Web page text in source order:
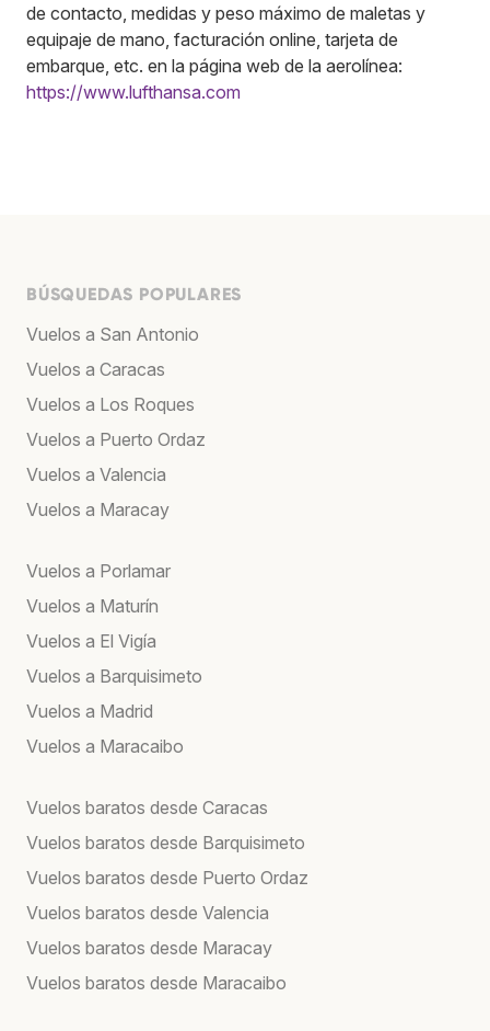
de contacto, medidas y peso máximo de maletas y
equipaje de mano, facturación online, tarjeta de
embarque, etc. en la página web de la aerolínea:
https://www.lufthansa.com
BÚSQUEDAS POPULARES
Vuelos a San Antonio
Vuelos a Caracas
Vuelos a Los Roques
Vuelos a Puerto Ordaz
Vuelos a Valencia
Vuelos a Maracay
Vuelos a Porlamar
Vuelos a Maturín
Vuelos a El Vigía
Vuelos a Barquisimeto
Vuelos a Madrid
Vuelos a Maracaibo
Vuelos baratos desde Caracas
Vuelos baratos desde Barquisimeto
Vuelos baratos desde Puerto Ordaz
Vuelos baratos desde Valencia
Vuelos baratos desde Maracay
Vuelos baratos desde Maracaibo